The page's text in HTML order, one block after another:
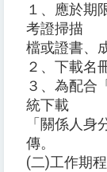
１、應於期
考證掃描
檔或證書、
２、下載名
３、為配合
統下載
「關係人
傳。
(二)工作期程